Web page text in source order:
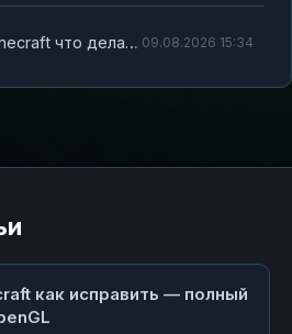
GLFW error 65543 Minecraft что делать 09.08.2026 15:34
как исправить — полный